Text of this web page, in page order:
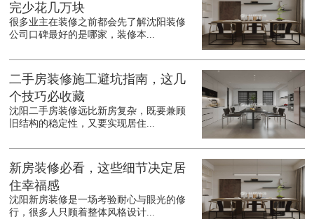
完少花几万块
很多业主在装修之前都会先了解沈阳装修
公司口碑最好的是哪家，装修本...
二手房装修施工避坑指南，这几
个技巧必收藏
沈阳二手房装修远比新房复杂，既要兼顾
旧结构的稳定性，又要实现居住...
新房装修必看，这些细节决定居
住幸福感
沈阳新房装修是一场考验耐心与眼光的修
行，很多人只顾着整体风格设计...